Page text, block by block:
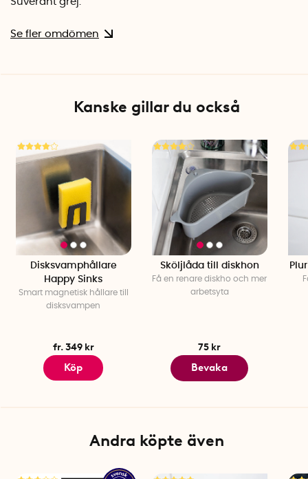
Se fler omdömen
Kanske gillar du också
Disksvamphållare
Happy Sinks
Smart magnetisk hållare till
disksvampen
fr. 349 kr
Köp
Sköljlåda till diskhon
Få en renare diskho och mer
arbetsyta
75 kr
Bevaka
Andra köpte även